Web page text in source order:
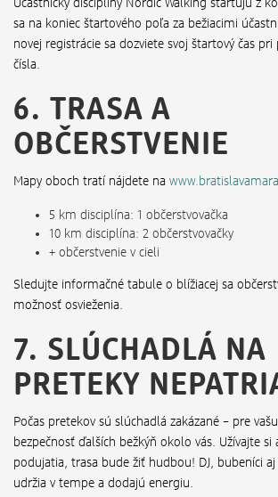
Účastníčky disciplíny Nordic Walking štartujú z
sa na koniec štartového poľa za bežiacimi
novej registrácie sa dozviete svoj štartový čas
čísla.
6. TRASA A
OBČERSTVENIE
Mapy oboch tratí nájdete na
5 km disciplína: 1 občerstvovačka
10 km disciplína: 2 občerstvovačky
+ občerstvenie v cieli
Sledujte informačné tabule o blížiacej sa
možnosť osvieženia.
7. SLÚCHADLÁ NA
PRETEKY
Počas pretekov sú slúchadlá zakázané – pre
bezpečnosť ďalších bežkýň okolo vás. Užívajte si
podujatia, trasa bude žiť hudbou! DJ, bubeníci aj
udržia v tempe a dodajú energiu.